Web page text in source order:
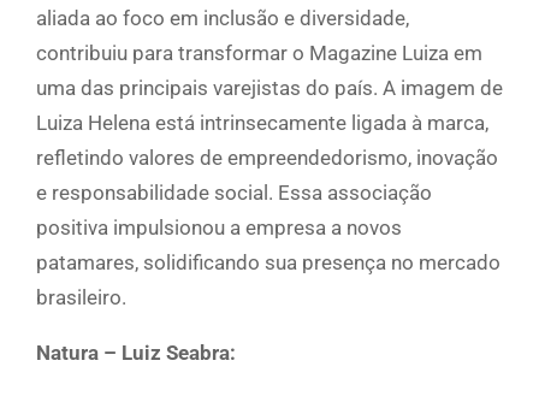
aliada ao foco em inclusão e diversidade,
contribuiu para transformar o Magazine Luiza em
uma das principais varejistas do país. A imagem de
Luiza Helena está intrinsecamente ligada à marca,
refletindo valores de empreendedorismo, inovação
e responsabilidade social. Essa associação
positiva impulsionou a empresa a novos
patamares, solidificando sua presença no mercado
brasileiro.
Natura – Luiz Seabra: